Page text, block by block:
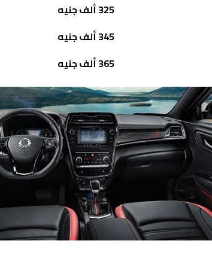
325 ألف جنيه
345 ألف جنيه
365 ألف جنيه